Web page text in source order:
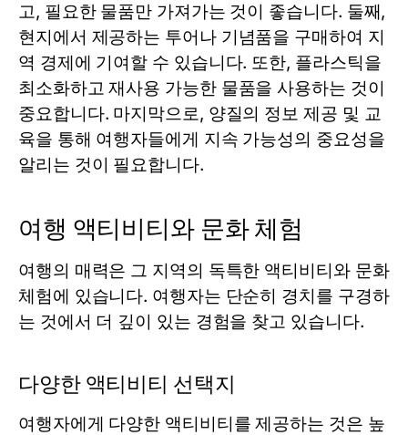
고, 필요한 물품만 가져가는 것이 좋습니다. 둘째,
현지에서 제공하는 투어나 기념품을 구매하여 지
역 경제에 기여할 수 있습니다. 또한, 플라스틱을
최소화하고 재사용 가능한 물품을 사용하는 것이
중요합니다. 마지막으로, 양질의 정보 제공 및 교
육을 통해 여행자들에게 지속 가능성의 중요성을
알리는 것이 필요합니다.
여행 액티비티와 문화 체험
여행의 매력은 그 지역의 독특한 액티비티와 문화
체험에 있습니다. 여행자는 단순히 경치를 구경하
는 것에서 더 깊이 있는 경험을 찾고 있습니다.
다양한 액티비티 선택지
여행자에게 다양한 액티비티를 제공하는 것은 높